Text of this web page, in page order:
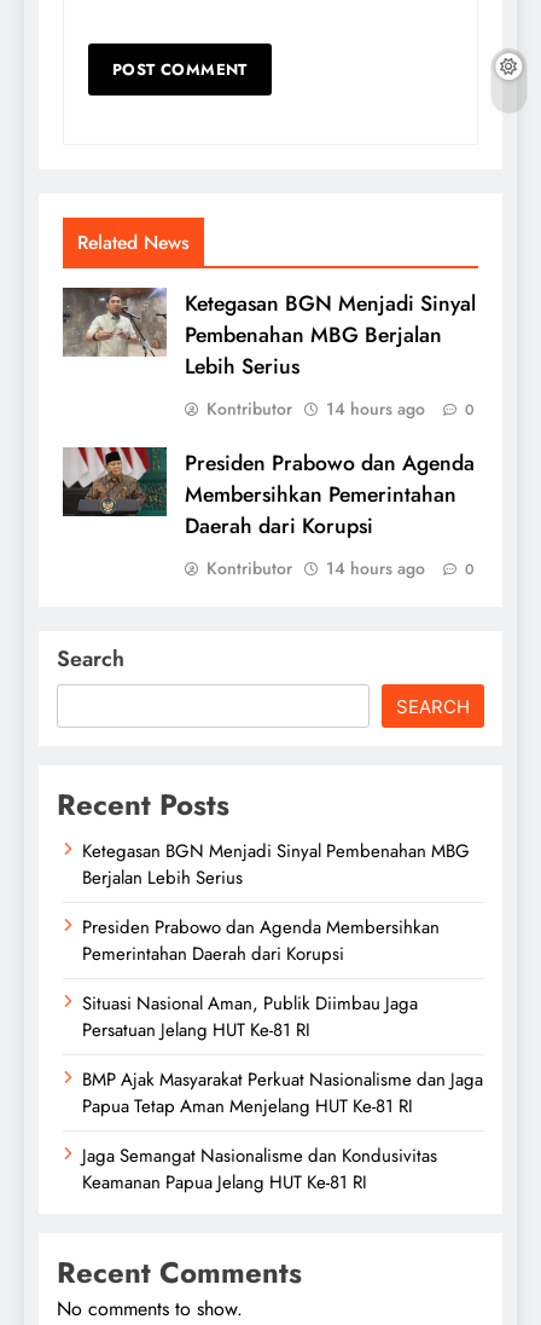
Related News
Ketegasan BGN Menjadi Sinyal
Pembenahan MBG Berjalan
Lebih Serius
Kontributor 14 hours ago 0
Presiden Prabowo dan Agenda
Membersihkan Pemerintahan
Daerah dari Korupsi
Kontributor 14 hours ago 0
Search
SEARCH
Recent Posts
Ketegasan BGN Menjadi Sinyal Pembenahan MBG
Berjalan Lebih Serius
Presiden Prabowo dan Agenda Membersihkan
Pemerintahan Daerah dari Korupsi
Situasi Nasional Aman, Publik Diimbau Jaga
Persatuan Jelang HUT Ke-81 RI
BMP Ajak Masyarakat Perkuat Nasionalisme dan Jaga
Papua Tetap Aman Menjelang HUT Ke-81 RI
Jaga Semangat Nasionalisme dan Kondusivitas
Keamanan Papua Jelang HUT Ke-81 RI
Recent Comments
No comments to show.